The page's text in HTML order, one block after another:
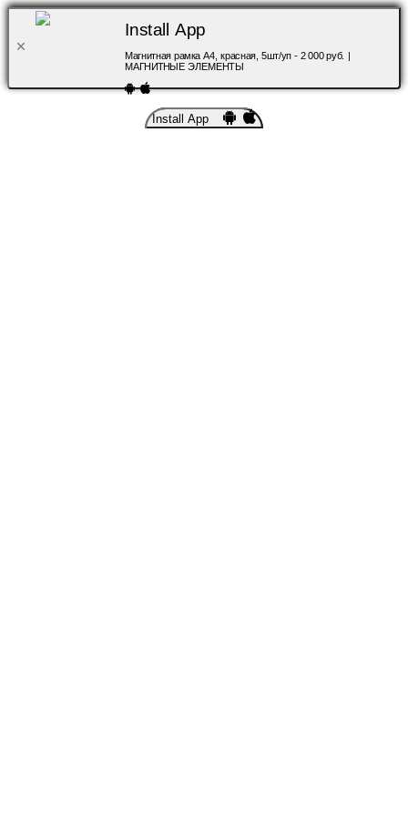
Install App
Магнитная рамка А4, красная, 5шт/уп - 2 000 руб. |
МАГНИТНЫЕ ЭЛЕМЕНТЫ
Install App